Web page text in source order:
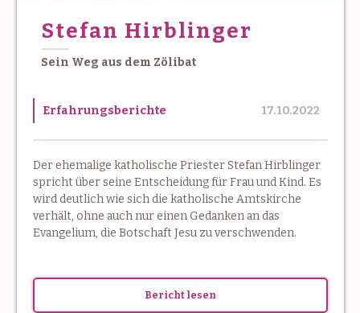
Stefan Hirblinger
Sein Weg aus dem Zölibat
Erfahrungsberichte 17.10.2022
Der ehemalige katholische Priester Stefan Hirblinger
spricht über seine Entscheidung für Frau und Kind. Es
wird deutlich wie sich die katholische Amtskirche
verhält, ohne auch nur einen Gedanken an das
Evangelium, die Botschaft Jesu zu verschwenden.
Bericht lesen